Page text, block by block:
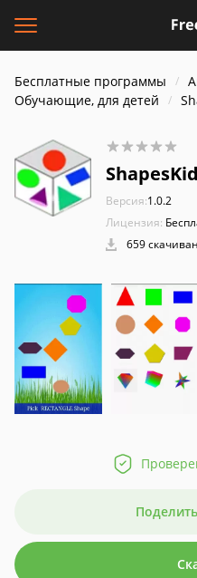
Бесплатные программы
Обучающие, для детей
Версия:1.0.2
Лицензия:
659